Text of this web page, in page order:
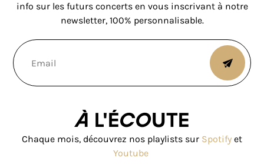
info sur les futurs concerts en vous inscrivant à notre
newsletter, 100% personnalisable.
À l'écoute
Chaque mois, découvrez nos playlists sur Spotify et
Youtube